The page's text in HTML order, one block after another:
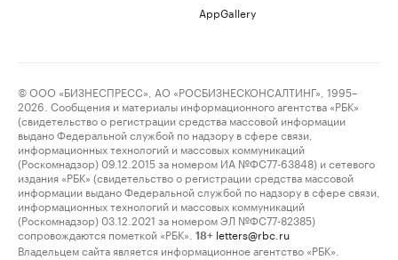
AppGallery
© ООО «БИЗНЕСПРЕСС», АО «РОСБИЗНЕСКОНСАЛТИНГ», 1995–
2026. Сообщения и материалы информационного агентства «РБК»
(свидетельство о регистрации средства массовой информации
выдано Федеральной службой по надзору в сфере связи,
информационных технологий и массовых коммуникаций
(Роскомнадзор) 09.12.2015 за номером ИА №ФС77-63848) и сетевого
издания «РБК» (свидетельство о регистрации средства массовой
информации выдано Федеральной службой по надзору в сфере связи,
информационных технологий и массовых коммуникаций
(Роскомнадзор) 03.12.2021 за номером ЭЛ №ФС77-82385)
сопровождаются пометкой «РБК».
18+ letters@rbc.ru
Владельцем сайта является информационное агентство «РБК».